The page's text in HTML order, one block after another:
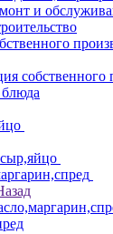
и
собственного